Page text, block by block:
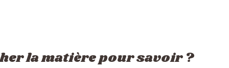
la matière pour savoir ?